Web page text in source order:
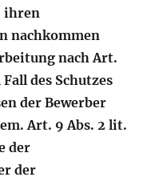
ihren
nachkommen
nach Art.
des Schutzes
der Bewerber
Art. 9 Abs. 2 lit.
der
der